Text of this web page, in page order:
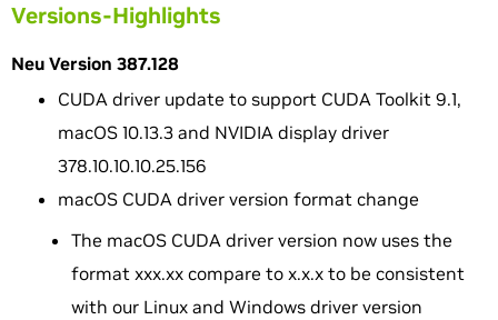
Versions-Highlights
Neu Version 387.128
CUDA driver update to support CUDA Toolkit 9.1,
macOS 10.13.3 and NVIDIA display driver
378.10.10.10.25.156
macOS CUDA driver version format change
The macOS CUDA driver version now uses the
format xxx.xx compare to x.x.x to be consistent
with our Linux and Windows driver version